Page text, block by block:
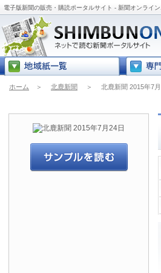
電子版新聞の販売・購読ポータルサイト - 新聞オンライ
ホーム ＞ 北鹿新聞 ＞ 北鹿新聞 2015年7